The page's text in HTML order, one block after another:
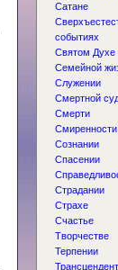
Сатане
событиях
Святом Духе
Семейной
Служении
Смертной
Смерти
Сознании
Спасении
Страдании
Страхе
Счастье
Творчестве
Терпении